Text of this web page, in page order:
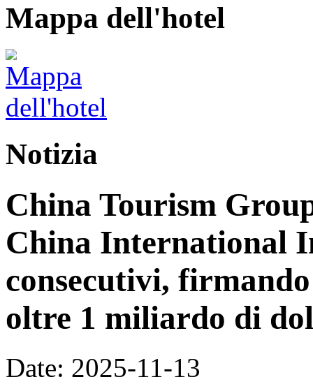
Mappa dell'hotel
Notizia
China Tourism
China International
consecutivi,
oltre 1 miliardo di
Date: 2025-11-13